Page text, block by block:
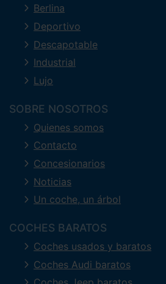
Berlina
Deportivo
Descapotable
Industrial
Lujo
SOBRE NOSOTROS
Quienes somos
Contacto
Concesionarios
Noticias
Un coche, un árbol
COCHES BARATOS
Coches usados y baratos
Coches Audi baratos